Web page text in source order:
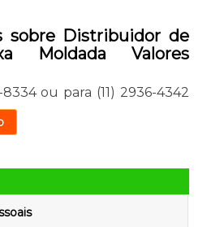
sobre Distribuidor de
Moldada Valores
8334ou para (11) 2936-4342